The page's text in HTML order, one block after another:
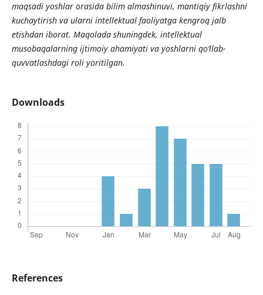
maqsadi yoshlar orasida bilim almashinuvi, mantiqiy fikrlashni
kuchaytirish va ularni intellektual faoliyatga kengroq jalb
etishdan iborat. Maqolada shuningdek, intellektual
musobaqalarning ijtimoiy ahamiyati va yoshlarni qo‘llab-
quvvatlashdagi roli yoritilgan.
Downloads
References